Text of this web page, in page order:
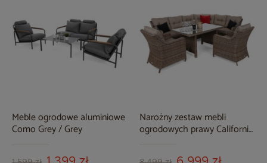
Meble ogrodowe aluminiowe
Como Grey / Grey
Narożny zestaw mebli
ogrodowych prawy California